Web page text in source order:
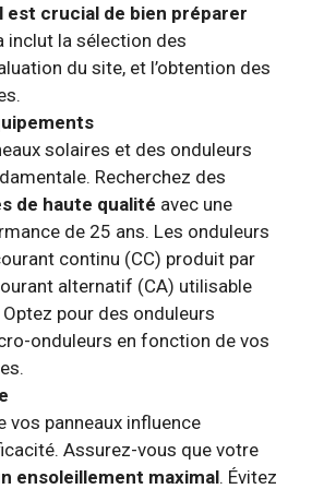
est crucial de bien préparer
inclut la sélection des
du site, et l’obtention des
solaires et des onduleurs
Recherchez des
de haute qualité avec une
de 25 ans. Les onduleurs
continu (CC) produit par
alternatif (CA) utilisable
pour des onduleurs
onduleurs en fonction de vos
vos panneaux influence
Assurez-vous que votre
ensoleillement maximal. Évitez